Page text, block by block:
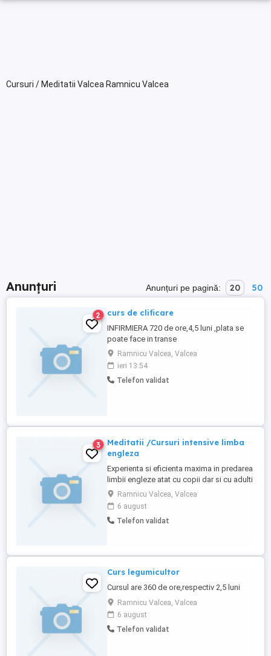
Cursuri / Meditatii Valcea Ramnicu Valcea
Anunțuri Anunțuri pe pagină: 20 50
2 curs de clificare
INFIRMIERA 720 de ore,4,5 luni ,plata se
poate face in transe
Ramnicu Valcea, Valcea
ieri 13:54
Telefon validat
3
Meditatii /Cursuri intensive limba
engleza
Experienta si eficienta maxima in predarea
limbii engleze atat cu copii dar si cu adulti
de orice varsta). Orice nivel, eficient, rapid,
interactiv pentru pregatire examene (
Cambridge, bacalaureat,examene
admitere etc), sau pentru emigrare in
Ramnicu Valcea, Valcea
6 august
Telefon validat
Curs legumicultor
Cursul are 360 de ore,respectiv 2,5 luni
Ramnicu Valcea, Valcea
6 august
Telefon validat